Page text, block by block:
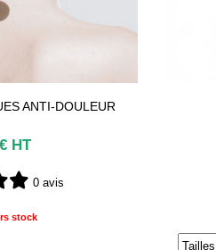
DOUBLE RESSORT,
CM CUIVRE
€ HT
0 avis
hors stock